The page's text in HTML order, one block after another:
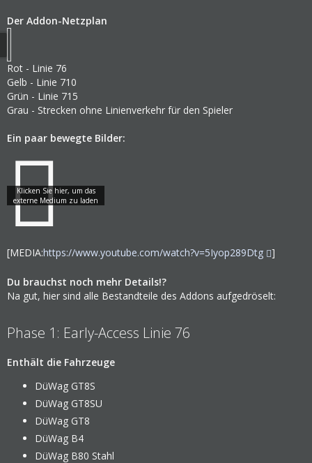
Der Addon-Netzplan
Rot - Linie 76
Gelb - Linie 710
Grün - Linie 715
Grau - Strecken ohne Linienverkehr für den Spieler
Ein paar bewegte Bilder:
[MEDIA:https://www.youtube.com/watch?v=5Iyop289Dtg ]
Du brauchst noch mehr Details!?
Na gut, hier sind alle Bestandteile des Addons aufgedröselt:
Phase 1: Early-Access Linie 76
Enthält die Fahrzeuge
DüWag GT8S
DüWag GT8SU
DüWag GT8
DüWag B4
DüWag B80 Stahl